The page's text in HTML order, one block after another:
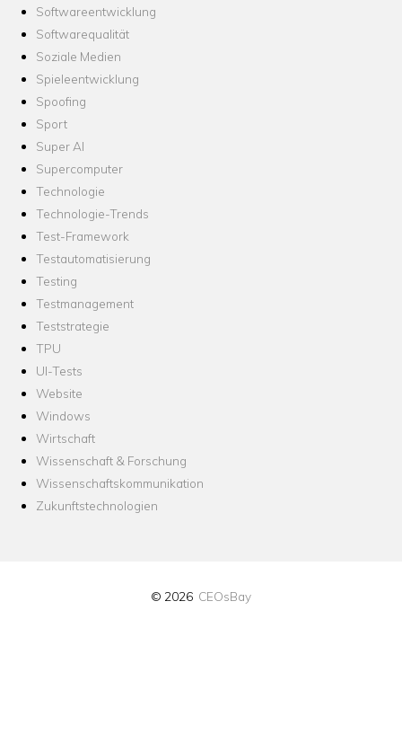
Softwareentwicklung
Softwarequalität
Soziale Medien
Spieleentwicklung
Spoofing
Sport
Super AI
Supercomputer
Technologie
Technologie-Trends
Test-Framework
Testautomatisierung
Testing
Testmanagement
Teststrategie
TPU
UI-Tests
Website
Windows
Wirtschaft
Wissenschaft & Forschung
Wissenschaftskommunikation
Zukunftstechnologien
© 2026 CEOsBay